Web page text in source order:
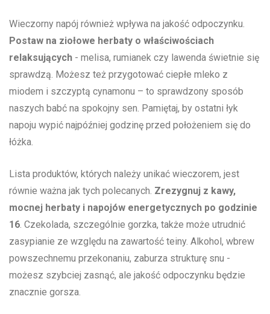
Wieczorny ⁤napój również wpływa na jakość odpoczynku.
Postaw na ziołowe herbaty o właściwościach
relaksujących ‍- melisa, rumianek czy lawenda świetnie się
sprawdzą. Możesz ⁤też przygotować ciepłe mleko z
miodem i⁣ szczyptą cynamonu – to sprawdzony sposób
naszych babć na spokojny ​sen.‌ Pamiętaj, by ostatni łyk
napoju wypić najpóźniej godzinę przed położeniem się do
łóżka.
Lista produktów, których należy unikać wieczorem, jest
równie ważna⁣ jak tych polecanych. Zrezygnuj z kawy,
mocnej herbaty i napojów energetycznych po godzinie
16. Czekolada, szczególnie ‌gorzka, także może utrudnić
zasypianie ze względu na zawartość teiny. Alkohol, wbrew
powszechnemu przekonaniu, zaburza strukturę snu -⁣
możesz szybciej zasnąć, ale jakość odpoczynku będzie
znacznie gorsza.